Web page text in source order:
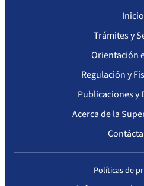
Actas Consejo Consultivo Ley
Inicio
Trámites y
Orientación
Regulación y
Publicaciones y
Acerca de la
Políticas de